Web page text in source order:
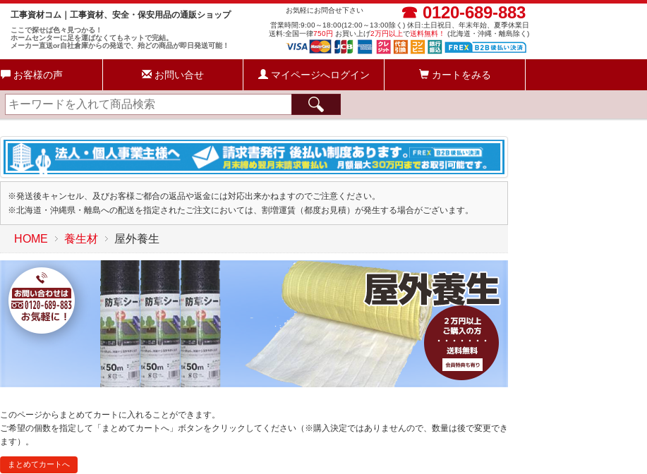
工事資材コム｜工事資材、安全・保安用品の通販ショップ
ここで探せば色々見つかる！
ホームセンターに足を運ばなくてもネットで完結。
メーカー直送or自社倉庫からの発送で、殆どの商品が即日発送可能！
お気軽にお問合せ下さい ☎ 0120-689-883
営業時間:9:00～18:00(12:00～13:00除く) 休日:土日祝日、年末年始、夏季休業日
送料:全国一律750円 お買い上げ2万円以上で送料無料！ (北海道・沖縄・離島除く)
お客様の声 お問い合せ マイページへログイン カートをみる
※発送後キャンセル、及びお客様ご都合の返品や返金には対応出来かねますのでご注意ください。
※北海道・沖縄県・離島への配送を指定されたご注文においては、割増運賃（都度お見積）が発生する場合がございます。
HOME 養生材 屋外養生
このページからまとめてカートに入れることができます。
ご希望の個数を指定して「まとめてカートへ」ボタンをクリックしてください（※購入決定ではありませんので、数量は後で変更でき
ます）。